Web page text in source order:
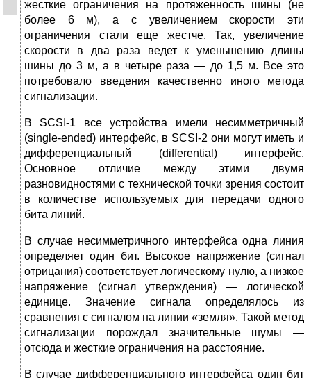
жесткие ограничения на протяженность шины (не
более 6 м), а с увеличением скорости эти
ограничения стали еще жестче. Так, увеличение
скорости в два раза ведет к уменьшению длины
шины до 3 м, а в четыре раза — до 1,5 м. Все это
потребовало введения качественно иного метода
сигнализации.
В SCSI-1 все устройства имели несимметричный
(single-ended) интерфейс, в SCSI-2 они могут иметь и
дифференциальный (differential) интерфейс.
Основное отличие между этими двумя
разновидностями с технической точки зрения состоит
в количестве используемых для передачи одного
бита линий.
В случае несимметричного интерфейса одна линия
определяет один бит. Высокое напряжение (сигнал
отрицания) соответствует логическому нулю, а низкое
напряжение (сигнал утверждения) — логической
единице. Значение сигнала определялось из
сравнения с сигналом на линии «земля». Такой метод
сигнализации порождал значительные шумы —
отсюда и жесткие ограничения на расстояние.
В случае дифференциального интерфейса один бит